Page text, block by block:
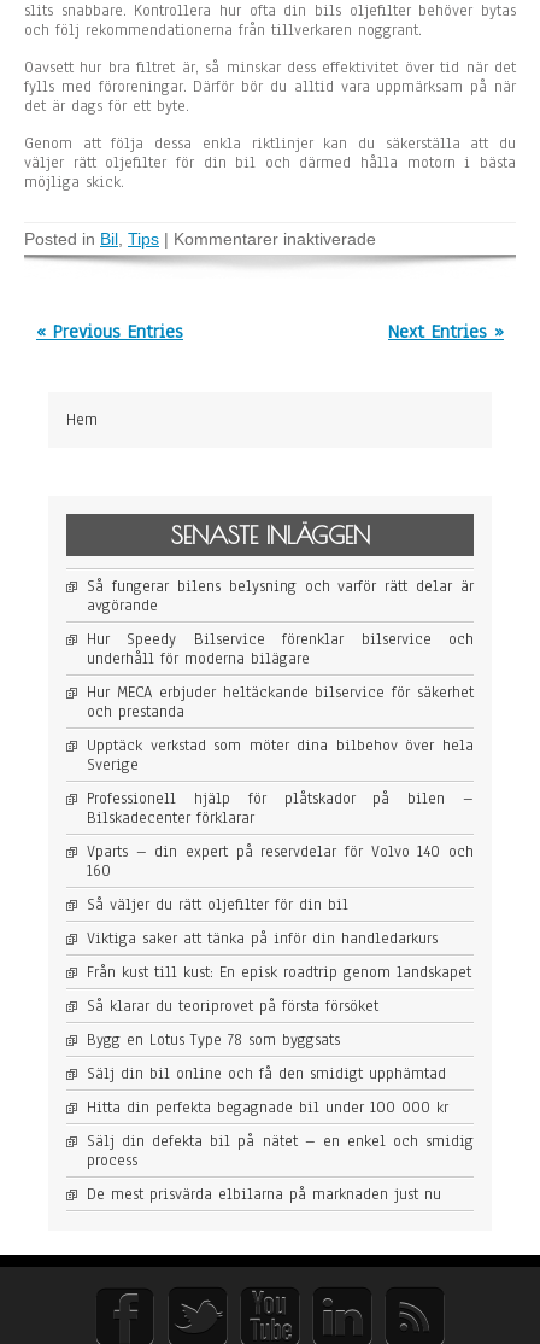
slits snabbare. Kontrollera hur ofta din bils oljefilter behöver bytas
och följ rekommendationerna från tillverkaren noggrant.
Oavsett hur bra filtret är, så minskar dess effektivitet över tid när det
fylls med föroreningar. Därför bör du alltid vara uppmärksam på när
det är dags för ett byte.
Genom att följa dessa enkla riktlinjer kan du säkerställa att du
väljer rätt oljefilter för din bil och därmed hålla motorn i bästa
möjliga skick.
Posted in Bil Tips | Kommentarer inaktiverade
ö
o
e
f
t
r
ö
r
i
n
« Previous Entries Next Entries »
Hem
SENASTE INLÄGGEN
Så fungerar bilens belysning och varför rätt delar är
avgörande
Hur Speedy Bilservice förenklar bilservice och
underhåll för moderna bilägare
Hur MECA erbjuder heltäckande bilservice för säkerhet
och prestanda
Upptäck verkstad som möter dina bilbehov över hela
Sverige
Professionell hjälp för plåtskador på bilen –
Bilskadecenter förklarar
Vparts – din expert på reservdelar för Volvo 140 och
160
Så väljer du rätt oljefilter för din bil
Viktiga saker att tänka på inför din handledarkurs
Från kust till kust: En episk roadtrip genom landskapet
Så klarar du teoriprovet på första försöket
Bygg en Lotus Type 78 som byggsats
Sälj din bil online och få den smidigt upphämtad
Hitta din perfekta begagnade bil under 100 000 kr
Sälj din defekta bil på nätet – en enkel och smidig
process
De mest prisvärda elbilarna på marknaden just nu